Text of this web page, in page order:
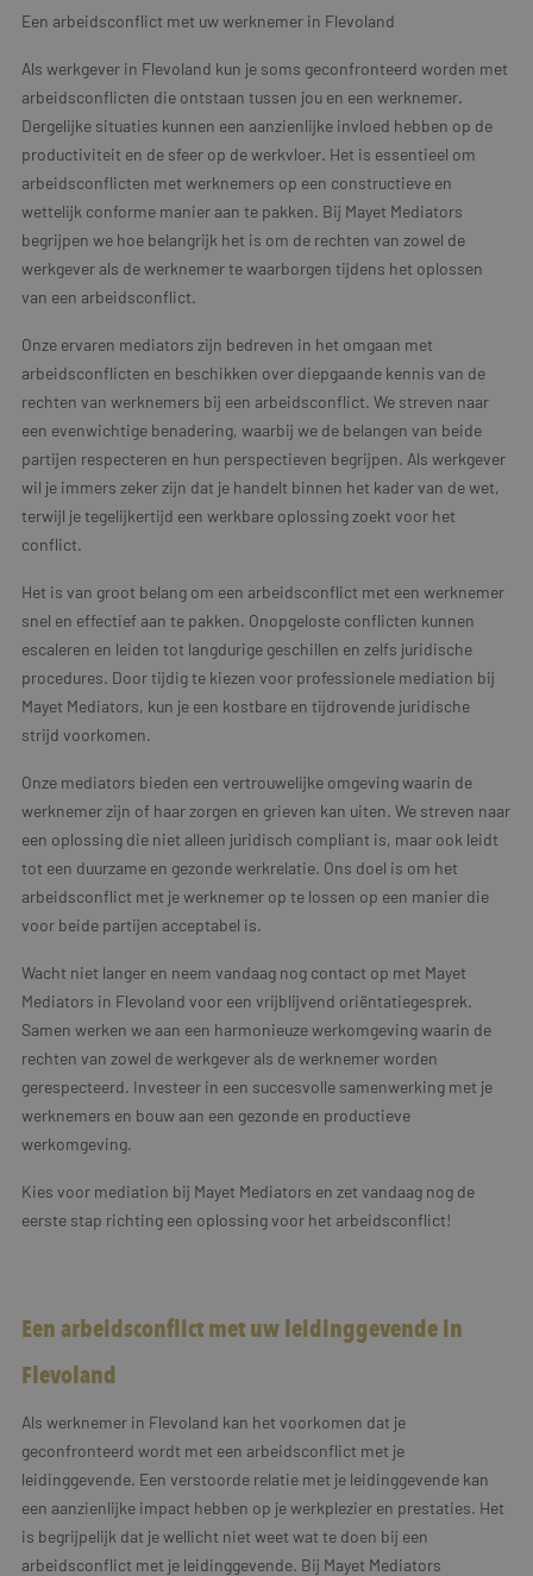
Een arbeidsconflict met uw werknemer in Flevoland
Als werkgever in Flevoland kun je soms geconfronteerd worden met
arbeidsconflicten die ontstaan tussen jou en een werknemer.
Dergelijke situaties kunnen een aanzienlijke invloed hebben op de
productiviteit en de sfeer op de werkvloer. Het is essentieel om
arbeidsconflicten met werknemers op een constructieve en
wettelijk conforme manier aan te pakken. Bij Mayet Mediators
begrijpen we hoe belangrijk het is om de rechten van zowel de
werkgever als de werknemer te waarborgen tijdens het oplossen
van een arbeidsconflict.
Onze ervaren mediators zijn bedreven in het omgaan met
arbeidsconflicten en beschikken over diepgaande kennis van de
rechten van werknemers bij een arbeidsconflict. We streven naar
een evenwichtige benadering, waarbij we de belangen van beide
partijen respecteren en hun perspectieven begrijpen. Als werkgever
wil je immers zeker zijn dat je handelt binnen het kader van de wet,
terwijl je tegelijkertijd een werkbare oplossing zoekt voor het
conflict.
Het is van groot belang om een arbeidsconflict met een werknemer
snel en effectief aan te pakken. Onopgeloste conflicten kunnen
escaleren en leiden tot langdurige geschillen en zelfs juridische
procedures. Door tijdig te kiezen voor professionele mediation bij
Mayet Mediators, kun je een kostbare en tijdrovende juridische
strijd voorkomen.
Onze mediators bieden een vertrouwelijke omgeving waarin de
werknemer zijn of haar zorgen en grieven kan uiten. We streven naar
een oplossing die niet alleen juridisch compliant is, maar ook leidt
tot een duurzame en gezonde werkrelatie. Ons doel is om het
arbeidsconflict met je werknemer op te lossen op een manier die
voor beide partijen acceptabel is.
Wacht niet langer en neem vandaag nog contact op met Mayet
Mediators in Flevoland voor een vrijblijvend oriëntatiegesprek.
Samen werken we aan een harmonieuze werkomgeving waarin de
rechten van zowel de werkgever als de werknemer worden
gerespecteerd. Investeer in een succesvolle samenwerking met je
werknemers en bouw aan een gezonde en productieve
werkomgeving.
Kies voor mediation bij Mayet Mediators en zet vandaag nog de
eerste stap richting een oplossing voor het arbeidsconflict!
Een arbeidsconflict met uw leidinggevende in
Flevoland
Als werknemer in Flevoland kan het voorkomen dat je
geconfronteerd wordt met een arbeidsconflict met je
leidinggevende. Een verstoorde relatie met je leidinggevende kan
een aanzienlijke impact hebben op je werkplezier en prestaties. Het
is begrijpelijk dat je wellicht niet weet wat te doen bij een
arbeidsconflict met je leidinggevende. Bij Mayet Mediators